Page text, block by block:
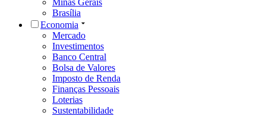
Brasília
Economia
Mercado
Investimentos
Banco Central
Bolsa de Valores
Imposto de Renda
Finanças Pessoais
Loterias
Sustentabilidade